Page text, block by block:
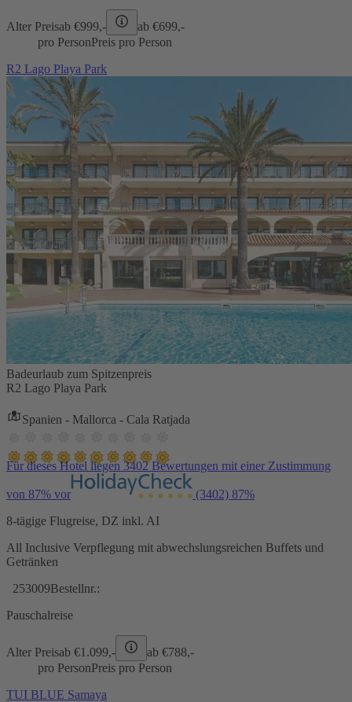
Alter Preisab €999,- ab €699,-
pro PersonPreis pro Person
R2 Lago Playa Park
Badeurlaub zum Spitzenpreis
R2 Lago Playa Park
Spanien - Mallorca - Cala Ratjada
Für dieses Hotel liegen 3402 Bewertungen mit einer Zustimmung
von 87% vor (3402) 87%
8-tägige Flugreise, DZ inkl. AI
All Inclusive Verpflegung mit abwechslungsreichen Buffets und
Getränken
253009Bestellnr.:
Pauschalreise
Alter Preisab €1.099,- ab €788,-
pro PersonPreis pro Person
TUI BLUE Samaya